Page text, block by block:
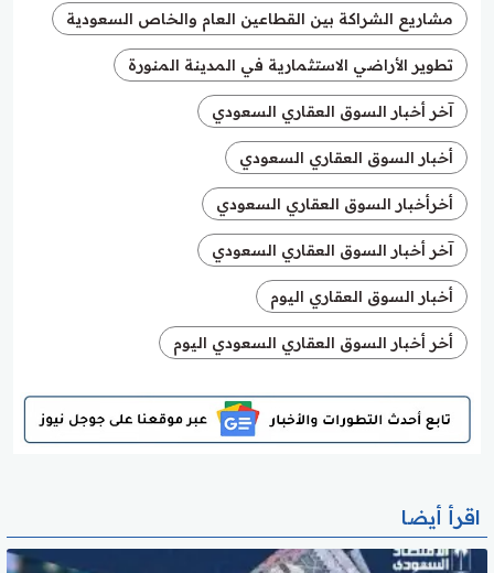
مشاريع الشراكة بين القطاعين العام والخاص السعودية
تطوير الأراضي الاستثمارية في المدينة المنورة
آخر أخبار السوق العقاري السعودي
أخبار السوق العقاري السعودي
أخرأخبار السوق العقاري السعودي
آخر أخبار السوق العقاري السعودي
أخبار السوق العقاري اليوم
أخر أخبار السوق العقاري السعودي اليوم
اقرأ أيضا